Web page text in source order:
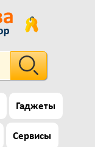
Гаджеты
Сервисы